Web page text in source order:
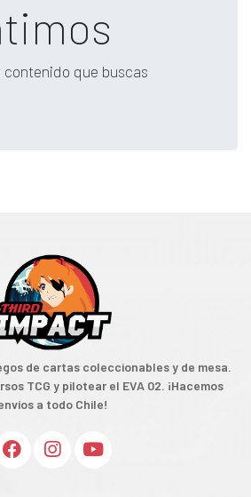
contenido que buscas
de cartas coleccionables y de mesa.
TCG y pilotear el EVA 02. ¡Hacemos
a todo Chile!